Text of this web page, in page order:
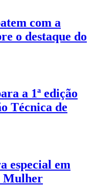
com a
o destaque do
a 1ª edição
Técnica de
especial em
Mulher